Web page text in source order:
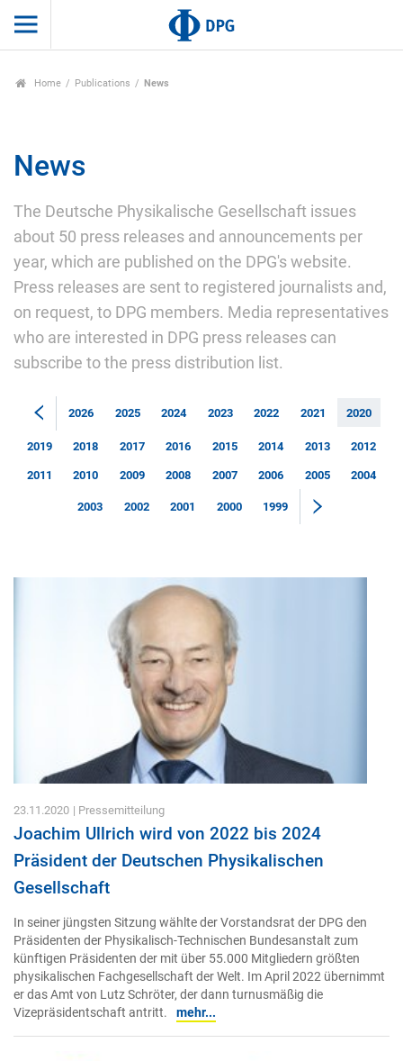
Home Publications News
News
The Deutsche Physikalische Gesellschaft issues
about 50 press releases and announcements per
year, which are published on the DPG's website.
Press releases are sent to registered journalists and,
on request, to DPG members. Media representatives
who are interested in DPG press releases can
subscribe to the press distribution list.
2026 2025 2024 2023 2022 2021 2020
2019 2018 2017 2016 2015 2014 2013 2012
2011 2010 2009 2008 2007 2006 2005 2004
2003 2002 2001 2000 1999
23.11.2020 | Pressemitteilung
Joachim Ullrich wird von 2022 bis 2024
Präsident der Deutschen Physikalischen
Gesellschaft
In seiner jüngsten Sitzung wählte der Vorstandsrat der DPG den
Präsidenten der Physikalisch-Technischen Bundesanstalt zum
künftigen Präsidenten der mit über 55.000 Mitgliedern größten
physikalischen Fachgesellschaft der Welt. Im April 2022 übernimmt
er das Amt von Lutz Schröter, der dann turnusmäßig die
Vizepräsidentschaft antritt.
mehr...